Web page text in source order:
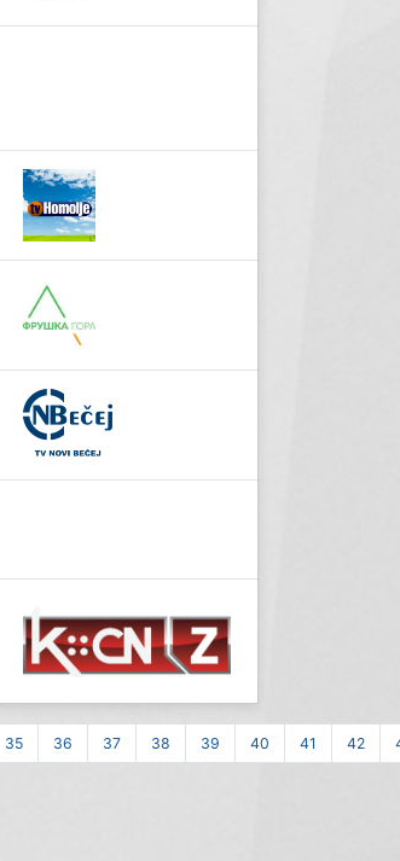
35 36 37 38 39 40 41 42